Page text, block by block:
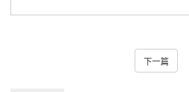
下一篇